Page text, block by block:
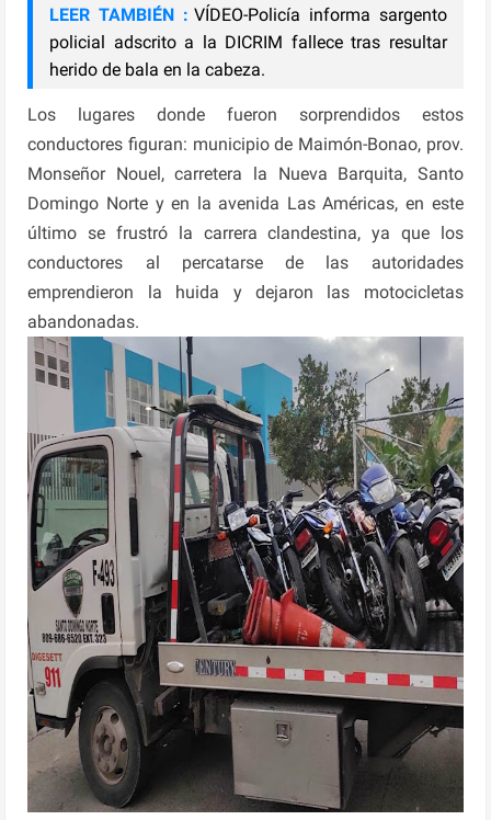
LEER TAMBIÉN : VÍDEO-Policía informa sargento
policial adscrito a la DICRIM fallece tras resultar
herido de bala en la cabeza.
Los lugares donde fueron sorprendidos estos
conductores figuran: municipio de Maimón-Bonao, prov.
Monseñor Nouel, carretera la Nueva Barquita, Santo
Domingo Norte y en la avenida Las Américas, en este
último se frustró la carrera clandestina, ya que los
conductores al percatarse de las autoridades
emprendieron la huida y dejaron las motocicletas
abandonadas.